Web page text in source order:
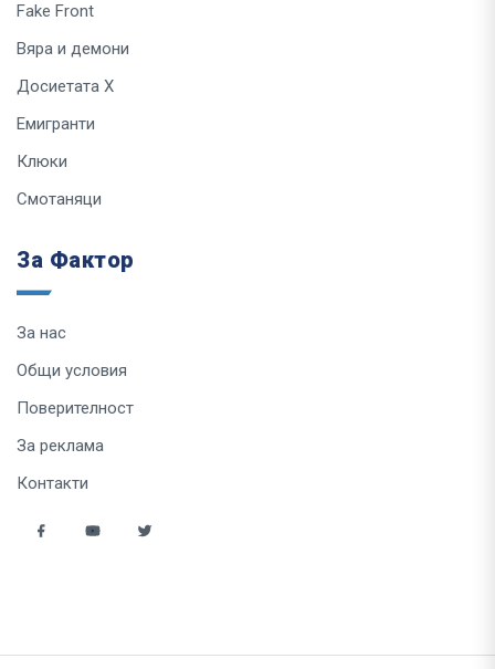
Fake Front
Вяра и демони
Досиетата Х
Емигранти
Клюки
Смотаняци
За Фактор
За нас
Общи условия
Поверителност
За реклама
Контакти